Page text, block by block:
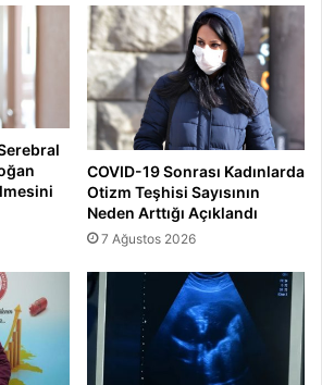
COVID-19 Sonrası Kadınlarda
Otizm Teşhisi Sayısının
Neden Arttığı Açıklandı
7 Ağustos 2026